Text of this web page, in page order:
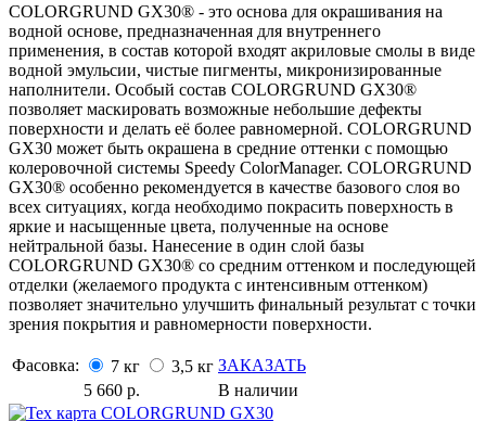
COLORGRUND GX30® - это основа для окрашивания на
водной основе, предназначенная для внутреннего
применения, в состав которой входят акриловые смолы в виде
водной эмульсии, чистые пигменты, микронизированные
наполнители. Особый состав COLORGRUND GX30®
позволяет маскировать возможные небольшие дефекты
поверхности и делать её более равномерной. COLORGRUND
GX30 может быть окрашена в средние оттенки с помощью
колеровочной системы Speedy ColorManager. COLORGRUND
GX30® особенно рекомендуется в качестве базового слоя во
всех ситуациях, когда необходимо покрасить поверхность в
яркие и насыщенные цвета, полученные на основе
нейтральной базы. Нанесение в один слой базы
COLORGRUND GX30® со средним оттенком и последующей
отделки (желаемого продукта с интенсивным оттенком)
позволяет значительно улучшить финальный результат с точки
зрения покрытия и равномерности поверхности.
Фасовка: 7 кг 3,5 кг ЗАКАЗАТЬ
5 660 р. В наличии